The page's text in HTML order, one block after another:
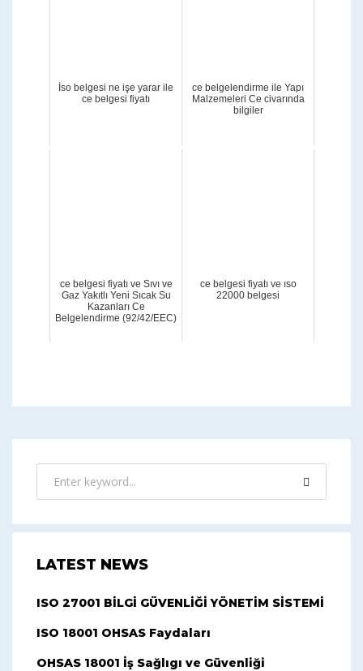
İso belgesi ne işe yarar ile
ce belgesi fiyatı
ce belgelendirme ile Yapı
Malzemeleri Ce civarında
bilgiler
ce belgesi fiyatı ve Sıvı ve
Gaz Yakıtlı Yeni Sıcak Su
Kazanları Ce
Belgelendirme (92/42/EEC)
ce belgesi fiyatı ve ıso
22000 belgesi
LATEST NEWS
ISO 27001 BİLGİ GÜVENLİĞİ YÖNETİM SİSTEMİ
ISO 18001 OHSAS Faydaları
OHSAS 18001 İş Sağlıgı ve Güvenliği